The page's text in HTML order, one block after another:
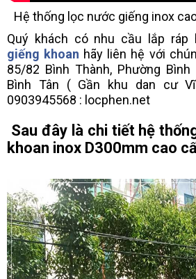
Hệ thống lọc nước giếng inox
Quý khách có nhu cầu lắp ráp
giếng khoan hãy liên hệ với
85/82 Bình Thành, Phường Bình
Bình Tân ( Gần khu dan cư
0903945568 : locphen.net
Sau đây là chi tiết hệ
khoan inox D300mm cao